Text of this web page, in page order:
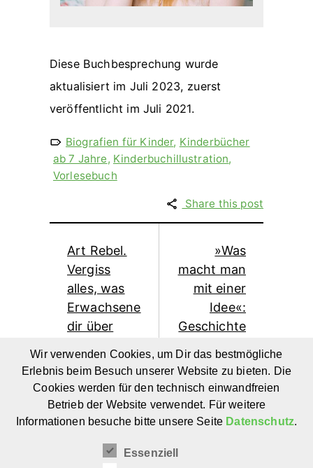
Diese Buchbesprechung wurde
aktualisiert im Juli 2023, zuerst
veröffentlicht im Juli 2021.
Biografien für Kinder, Kinderbücher
ab 7 Jahre, Kinderbuchillustration,
Vorlesebuch
Share this post
Art Rebel.
Vergiss
alles, was
Erwachsene
dir über
erzählen.
Ein
Kunstbuch
für Kinder
»Was
macht man
mit einer
Idee«:
Geschichte
Feier von
Kreativität
und Mut
für Kinder
Wir verwenden Cookies, um Dir das bestmögliche
Erlebnis beim Besuch unserer Website zu bieten. Die
Cookies werden für den technisch einwandfreien
Betrieb der Website verwendet. Für weitere
Informationen besuche bitte unsere Seite Datenschutz.
Essenziell